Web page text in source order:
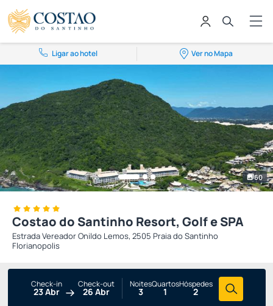
Ligar ao hotel Ver no Mapa
60
Costao do Santinho Resort, Golf e SPA
Estrada Vereador Onildo Lemos, 2505 Praia do Santinho
Florianopolis
Check-in
23 Abr
Check-out
26 Abr
Noites
3
Quartos
1
Hóspedes
2